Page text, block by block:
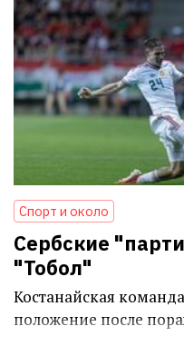
Спорт и около
Сербские
"Тобол"
Костанайская
положение после